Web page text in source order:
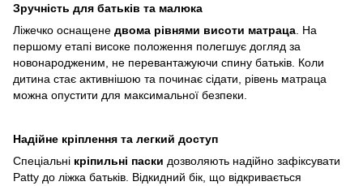
Зручність для батьків та малюка
Ліжечко оснащене двома рівнями висоти матраца . На
першому етапі високе положення полегшує догляд за
новонародженим, не перевантажуючи спину батьків. Коли
дитина стає активнішою та починає сідати, рівень матраца
можна опустити для максимальної безпеки.
Надійне кріплення та легкий доступ
Спеціальні кріпильні паски дозволяють надійно зафіксувати
Patty до ліжка батьків. Відкидний бік, що відкривається